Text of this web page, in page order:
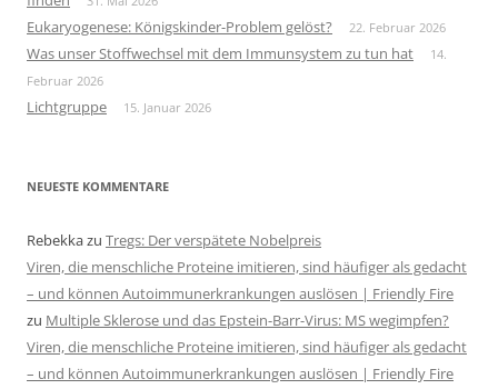
Eukaryogenese: Königskinder-Problem gelöst? 22. Februar 2026
Was unser Stoffwechsel mit dem Immunsystem zu tun hat
14.
Februar 2026
Lichtgruppe 15. Januar 2026
NEUESTE KOMMENTARE
Rebekkazu Tregs: Der verspätete Nobelpreis
Viren, die menschliche Proteine imitieren, sind häufiger als gedacht
– und können Autoimmunerkrankungen auslösen | Friendly Fire
zu Multiple Sklerose und das Epstein-Barr-Virus: MS wegimpfen?
Viren, die menschliche Proteine imitieren, sind häufiger als gedacht
– und können Autoimmunerkrankungen auslösen | Friendly Fire